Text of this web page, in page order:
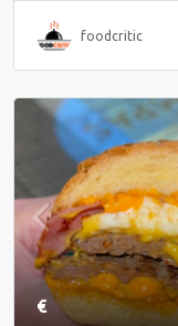
foodcritic
€